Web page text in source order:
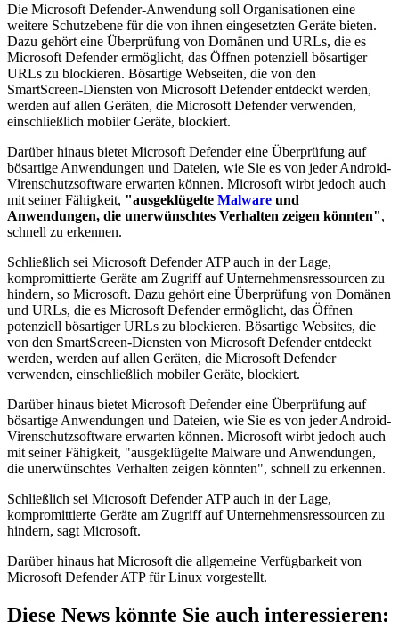
Die Microsoft Defender-Anwendung soll Organisationen eine
weitere Schutzebene für die von ihnen eingesetzten Geräte bieten.
Dazu gehört eine Überprüfung von Domänen und URLs, die es
Microsoft Defender ermöglicht, das Öffnen potenziell bösartiger
URLs zu blockieren. Bösartige Webseiten, die von den
SmartScreen-Diensten von Microsoft Defender entdeckt werden,
werden auf allen Geräten, die Microsoft Defender verwenden,
einschließlich mobiler Geräte, blockiert.
Darüber hinaus bietet Microsoft Defender eine Überprüfung auf
bösartige Anwendungen und Dateien, wie Sie es von jeder Android-
Virenschutzsoftware erwarten können. Microsoft wirbt jedoch auch
mit seiner Fähigkeit, "ausgeklügelte Malware und
Anwendungen, die unerwünschtes Verhalten zeigen könnten",
schnell zu erkennen.
Schließlich sei Microsoft Defender ATP auch in der Lage,
kompromittierte Geräte am Zugriff auf Unternehmensressourcen zu
hindern, so Microsoft. Dazu gehört eine Überprüfung von Domänen
und URLs, die es Microsoft Defender ermöglicht, das Öffnen
potenziell bösartiger URLs zu blockieren. Bösartige Websites, die
von den SmartScreen-Diensten von Microsoft Defender entdeckt
werden, werden auf allen Geräten, die Microsoft Defender
verwenden, einschließlich mobiler Geräte, blockiert.
Darüber hinaus bietet Microsoft Defender eine Überprüfung auf
bösartige Anwendungen und Dateien, wie Sie es von jeder Android-
Virenschutzsoftware erwarten können. Microsoft wirbt jedoch auch
mit seiner Fähigkeit, "ausgeklügelte Malware und Anwendungen,
die unerwünschtes Verhalten zeigen könnten", schnell zu erkennen.
Schließlich sei Microsoft Defender ATP auch in der Lage,
kompromittierte Geräte am Zugriff auf Unternehmensressourcen zu
hindern, sagt Microsoft.
Darüber hinaus hat Microsoft die allgemeine Verfügbarkeit von
Microsoft Defender ATP für Linux vorgestellt.
Diese News könnte Sie auch interessieren: